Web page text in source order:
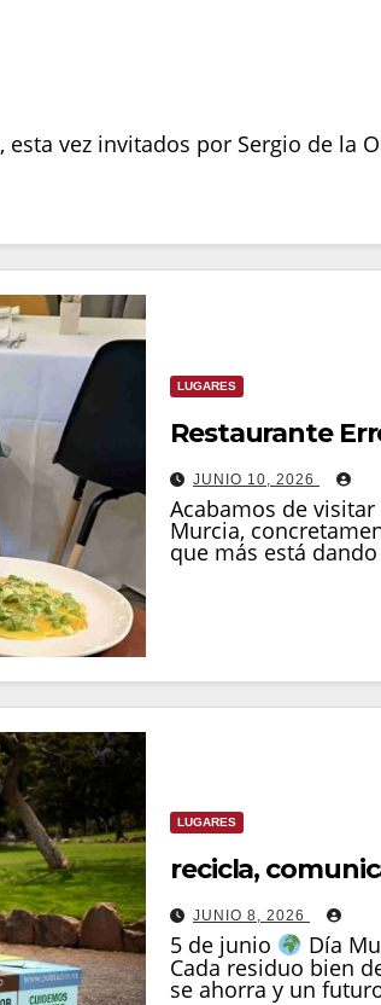
vez invitados por Sergio de la
LUGARES
Restaurante
JUNIO 10, 2026
Acabamos de
Murcia,
que más está
LUGARES
recicla,
JUNIO 8, 2026
5 de junio Día
Cada residuo bien
se ahorra y un